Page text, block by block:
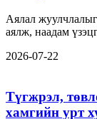
Аялал
аялж, наадам
2026-07-22
Түгжрэл,
хамгийн урт